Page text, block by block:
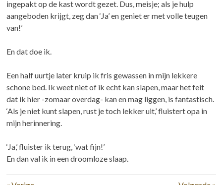
ingepakt op de kast wordt gezet. Dus, meisje; als je hulp
aangeboden krijgt, zeg dan ‘Ja’ en geniet er met volle teugen
van!’
En dat doe ik.
Een half uurtje later kruip ik fris gewassen in mijn lekkere
schone bed. Ik weet niet of ik echt kan slapen, maar het feit
dat ik hier -zomaar overdag- kan en mag liggen, is fantastisch.
‘Als je niet kunt slapen, rust je toch lekker uit,’ fluistert opa in
mijn herinnering.
‘Ja,’ fluister ik terug, ‘wat fijn!’
En dan val ik in een droomloze slaap.